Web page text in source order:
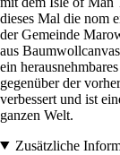
dieses Mal die nom
der Gemeinde
aus
ein
gegenüber der
verbessert und ist
ganzen Welt.
Zusätzliche